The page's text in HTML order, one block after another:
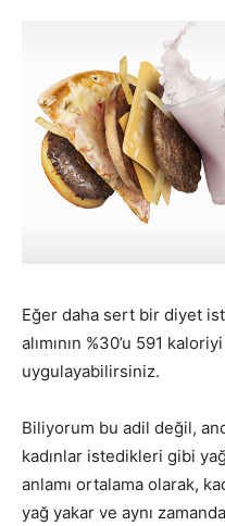
Eğer daha sert bir diyet
alımının %30’u 591
uygulayabilirsiniz.
Biliyorum bu adil değil,
kadınlar istedikleri gibi
anlamı ortalama olarak,
yağ yakar ve aynı